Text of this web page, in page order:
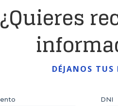
¿Quieres
DÉJANOS TUS